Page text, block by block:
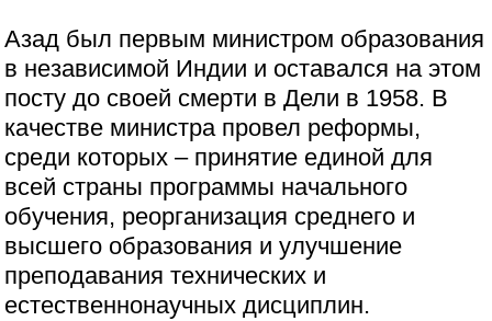
Азад был первым министром образования
в независимой Индии и оставался на этом
посту до своей смерти в Дели в 1958. В
качестве министра провел реформы,
среди которых – принятие единой для
всей страны программы начального
обучения, реорганизация среднего и
высшего образования и улучшение
преподавания технических и
естественнонаучных дисциплин.